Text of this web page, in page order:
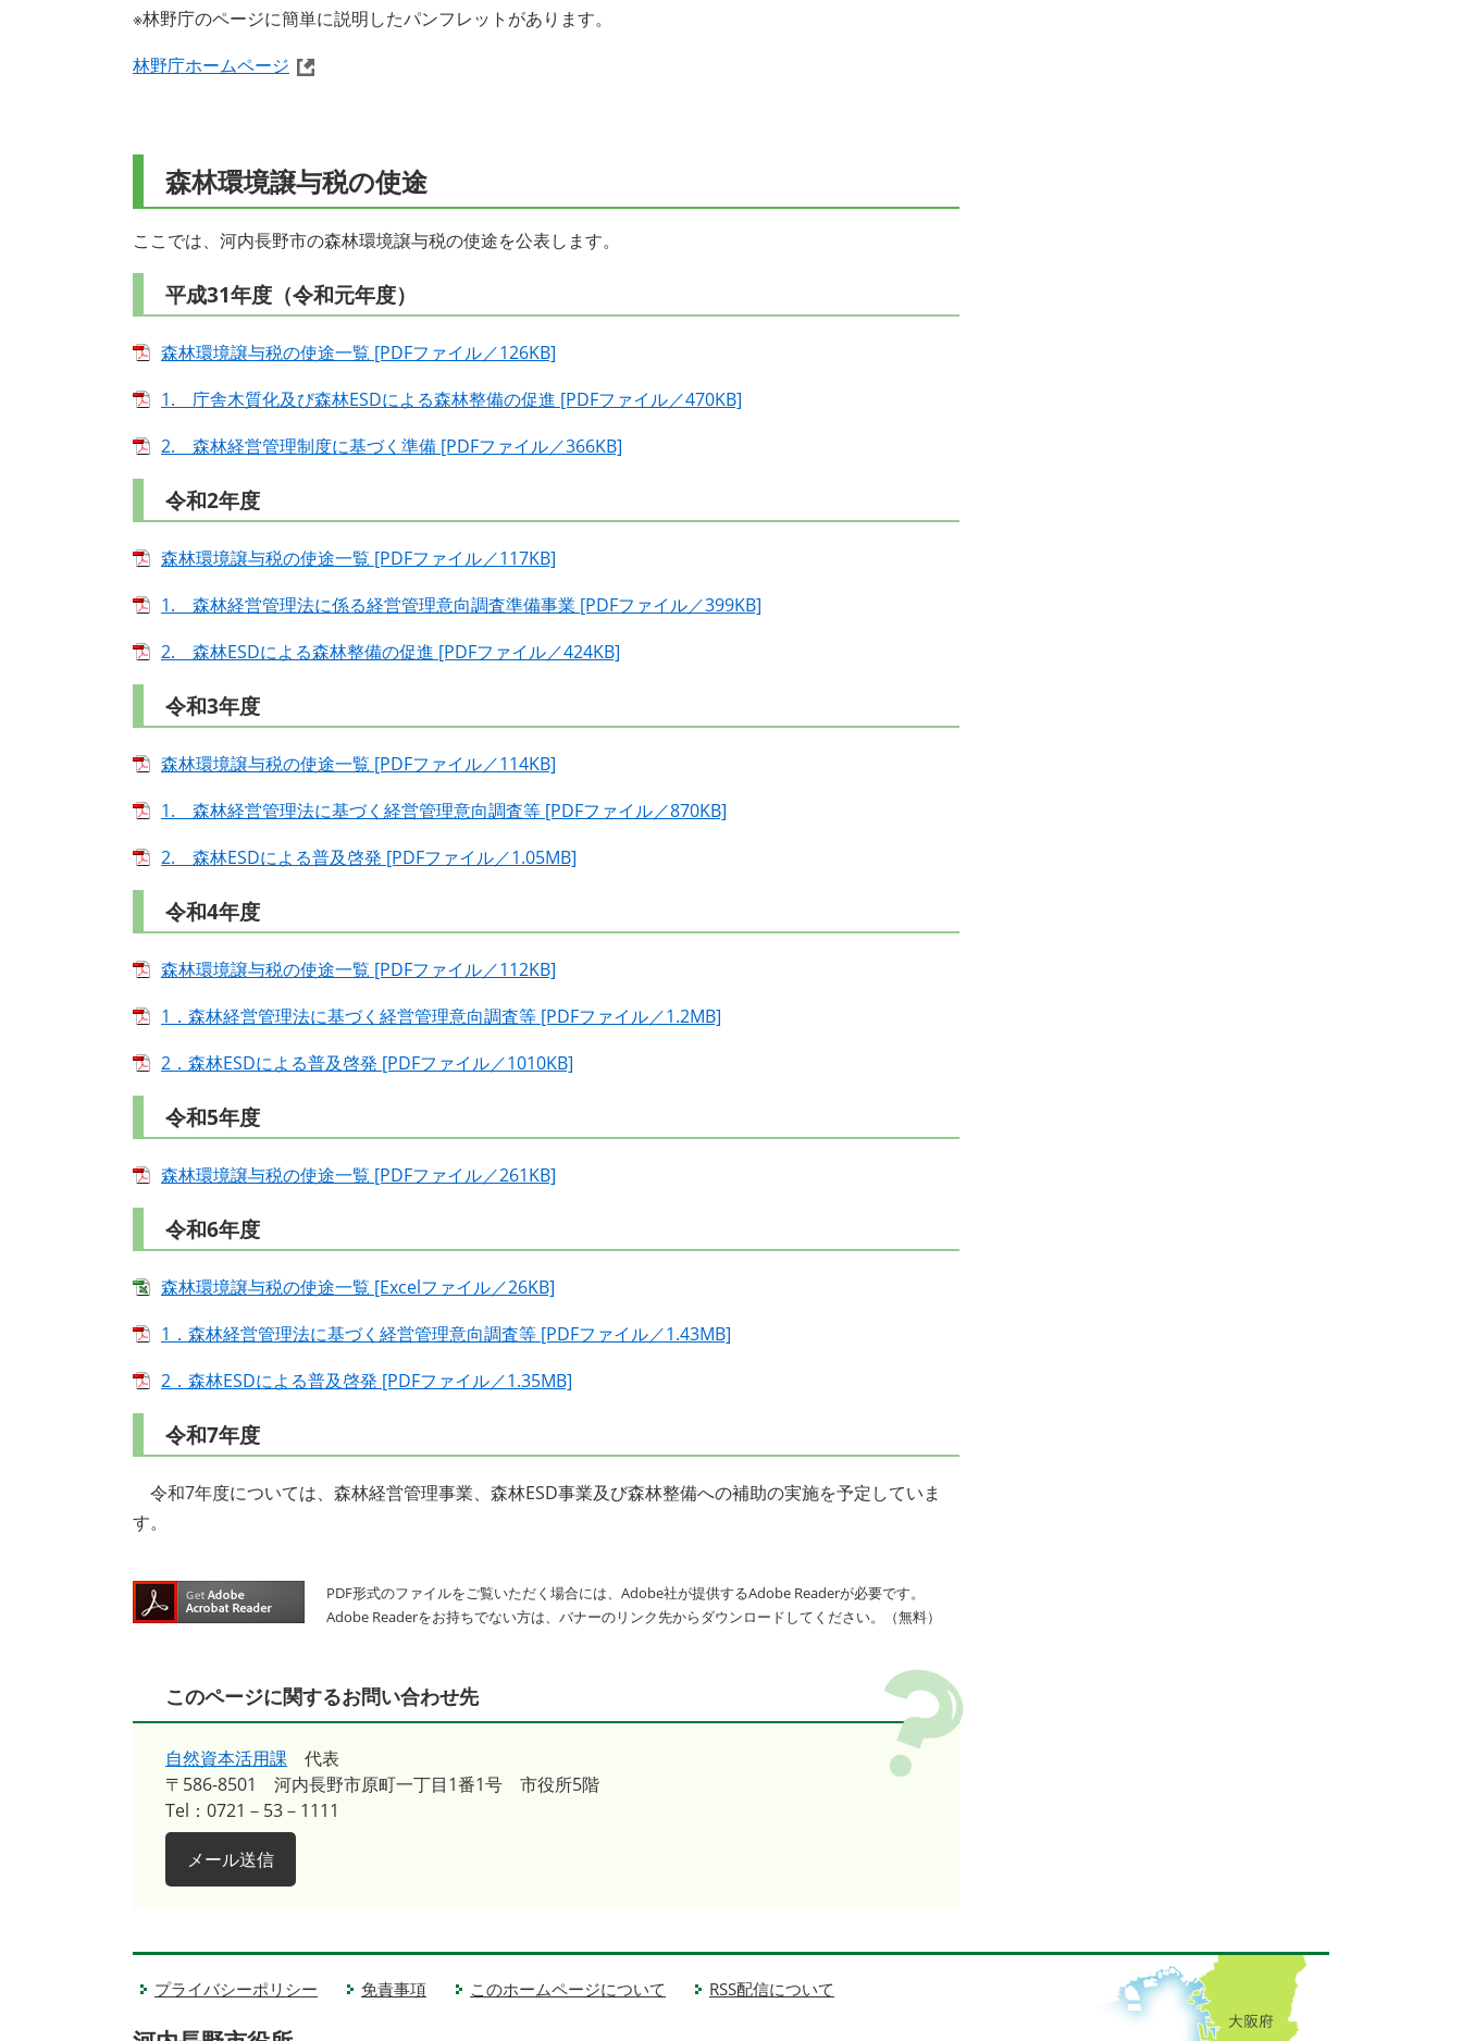
※林野庁のページに簡単に説明したパンフレットがあります。
林野庁ホームページ
森林環境譲与税の使途
ここでは、河内長野市の森林環境譲与税の使途を公表します。
平成31年度（令和元年度）
森林環境譲与税の使途一覧 [PDFファイル／126KB]
1. 庁舎木質化及び森林ESDによる森林整備の促進 [PDFファイル／470KB]
2. 森林経営管理制度に基づく準備 [PDFファイル／366KB]
令和2年度
森林環境譲与税の使途一覧 [PDFファイル／117KB]
1. 森林経営管理法に係る経営管理意向調査準備事業 [PDFファイル／399KB]
2. 森林ESDによる森林整備の促進 [PDFファイル／424KB]
令和3年度
森林環境譲与税の使途一覧 [PDFファイル／114KB]
1. 森林経営管理法に基づく経営管理意向調査等 [PDFファイル／870KB]
2. 森林ESDによる普及啓発 [PDFファイル／1.05MB]
令和4年度
森林環境譲与税の使途一覧 [PDFファイル／112KB]
1．森林経営管理法に基づく経営管理意向調査等 [PDFファイル／1.2MB]
2．森林ESDによる普及啓発 [PDFファイル／1010KB]
令和5年度
森林環境譲与税の使途一覧 [PDFファイル／261KB]
令和6年度
森林環境譲与税の使途一覧 [Excelファイル／26KB]
1．森林経営管理法に基づく経営管理意向調査等 [PDFファイル／1.43MB]
2．森林ESDによる普及啓発 [PDFファイル／1.35MB]
令和7年度
令和7年度については、森林経営管理事業、森林ESD事業及び森林整備への補助の実施を予定していま
す。
PDF形式のファイルをご覧いただく場合には、Adobe社が提供するAdobe Readerが必要です。
Adobe Readerをお持ちでない方は、バナーのリンク先からダウンロードしてください。（無料）
このページに関するお問い合わせ先
自然資本活用課
代表
〒586-8501
河内長野市原町一丁目1番1号 市役所5階
Tel：0721－53－1111
メール送信
プライバシーポリシー 免責事項 このホームページについて RSS配信について